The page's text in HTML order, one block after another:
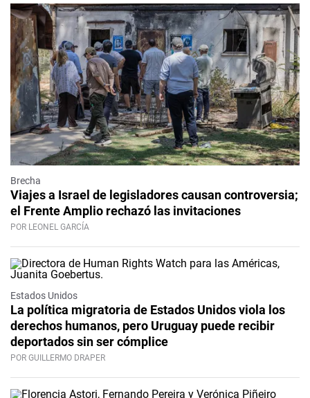
Brecha
Viajes a Israel de legisladores causan controversia;
el Frente Amplio rechazó las invitaciones
POR LEONEL GARCÍA
Estados Unidos
La política migratoria de Estados Unidos viola los
derechos humanos, pero Uruguay puede recibir
deportados sin ser cómplice
POR GUILLERMO DRAPER